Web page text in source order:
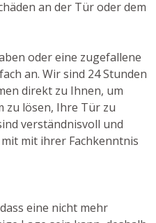
an der Tür oder dem
oder eine zugefallene
an. Wir sind 24 Stunden
direkt zu Ihnen, um
zu lösen, Ihre Tür zu
verständnisvoll und
mit ihrer Fachkenntnis
eine nicht mehr